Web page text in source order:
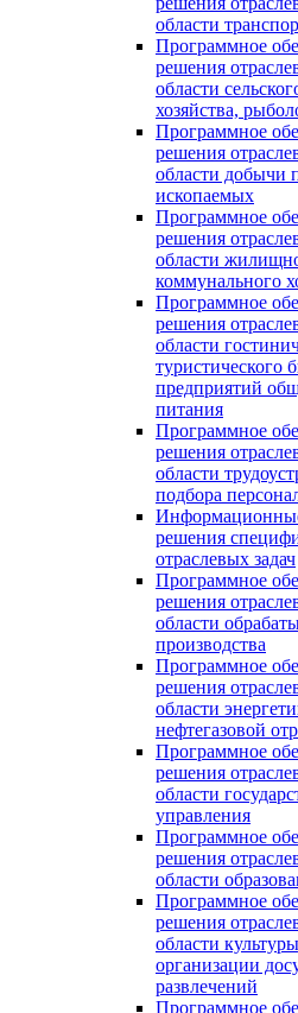
области
Программное
решения
области
хозяйства,
Программное
решения
области добычи
ископаемых
Программное
решения
области
коммунального
Программное
решения
области
туристического
предприятий
питания
Программное
решения
области
подбора
решения
отраслевых задач
Программное
решения
области
производства
Программное
решения
области
нефтегазовой
Программное
решения
области
управления
Программное
решения
области
Программное
решения
области
организации
развлечений
Программное